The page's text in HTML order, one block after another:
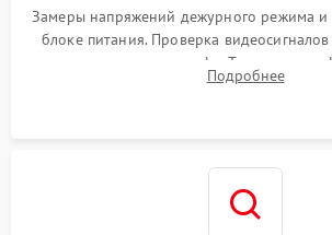
Замеры напряжений дежурного режима и
блоке питания. Проверка
помощью осциллографа. Тестирование
светодиодных планок подсветки
Подробнее